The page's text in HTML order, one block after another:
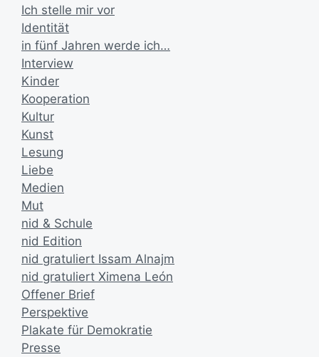
Ich stelle mir vor
Identität
in fünf Jahren werde ich…
Interview
Kinder
Kooperation
Kultur
Kunst
Lesung
Liebe
Medien
Mut
nid & Schule
nid Edition
nid gratuliert Issam Alnajm
nid gratuliert Ximena León
Offener Brief
Perspektive
Plakate für Demokratie
Presse